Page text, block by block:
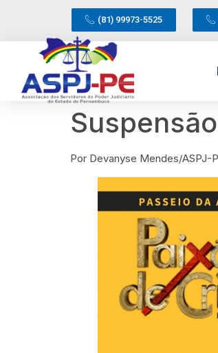
(81) 99973-5525
Por Devanyse Mendes/ASPJ-